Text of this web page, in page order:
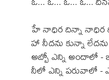
హే నాధిర దిన్నా నాధిర
హా నీదను కున్నా
అబ్బో ఎన్ని అందాలో
నీలో ఎన్ని పరువాలో -